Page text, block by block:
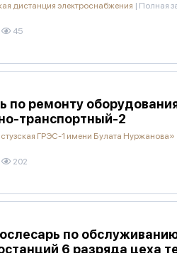
дистанция электроснабжения | Полная
45
по ремонту
транспортный-2
ГРЭС-1 имени Булата Нуржанова»
202
по
6 разряда цеха